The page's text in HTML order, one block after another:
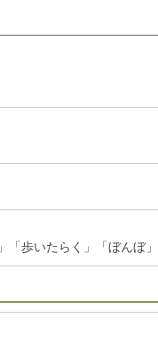
歩いたらく」「ぼんぼ